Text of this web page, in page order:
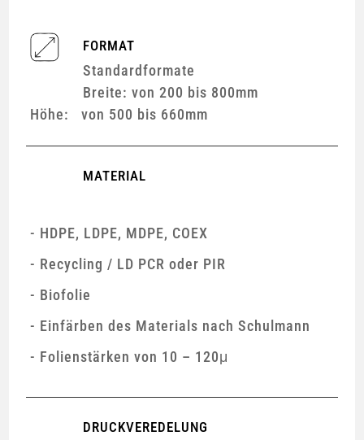
FORMAT
Standardformate
Breite: von 200 bis 800mm
Höhe: von 500 bis 660mm
MATERIAL
HDPE, LDPE, MDPE, COEX
Recycling / LD PCR oder PIR
Biofolie
Einfärben des Materials nach Schulmann
Folienstärken von 10 – 120μ
DRUCKVEREDELUNG